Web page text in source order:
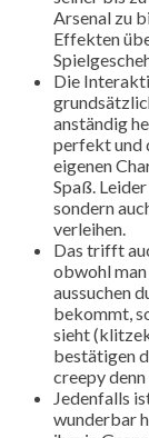
Arsenal zu
Effekten
Die
anständig
perfekt und
eigenen
Spaß.
sondern
verleihen.
Das trifft
obwohl man
aussuchen
bekommt,
sieht
bestätigen
creepy denn
Jedenfalls
wunderbar